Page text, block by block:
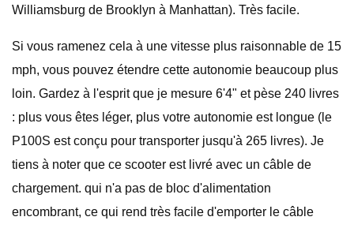
Williamsburg de Brooklyn à Manhattan). Très facile.
Si vous ramenez cela à une vitesse plus raisonnable de 15
mph, vous pouvez étendre cette autonomie beaucoup plus
loin. Gardez à l'esprit que je mesure 6'4" et pèse 240 livres
: plus vous êtes léger, plus votre autonomie est longue (le
P100S est conçu pour transporter jusqu'à 265 livres). Je
tiens à noter que ce scooter est livré avec un câble de
chargement. qui n'a pas de bloc d'alimentation
encombrant, ce qui rend très facile d'emporter le câble